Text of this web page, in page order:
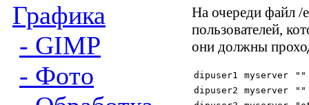
Графика
- GIMP
- Фото
На очереди файл /
пользователей,
они должны
dipuser1 myserver
""
dipuser2
myserver
""